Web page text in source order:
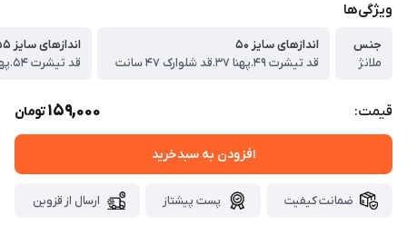
ویژگی‌ها
جنس
ملانژ
اندازهای سایز ۵۰
قد تیشرت ۴۹.پهنا ۳۷.قد شلوارک ۴۷ سانت
اندازهای سایز ۵۵
قد تیشرت ۵۴.پهنا ۳۹.قد شلوارک ۵۳ سانت
قیمت: 159,000تومان
افزودن به سبدخرید
ضمانت کیفیت پست پیشتاز ارسال از قزوین